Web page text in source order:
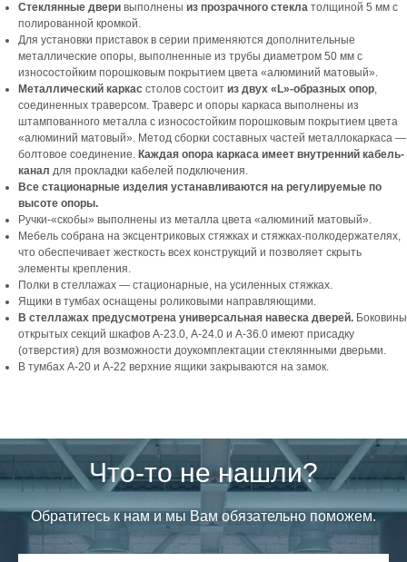
Стеклянные двери выполнены из прозрачного стекла толщиной 5 мм с
полированной кромкой.
Для установки приставок в серии применяются дополнительные
металлические опоры, выполненные из трубы диаметром 50 мм с
износостойким порошковым покрытием цвета «алюминий матовый».
Металлический каркас столов состоит из двух «L»-образных опор,
соединенных траверсом. Траверс и опоры каркаса выполнены из
штампованного металла с износостойким порошковым покрытием цвета
«алюминий матовый». Метод сборки составных частей металлокаркаса —
болтовое соединение. Каждая опора каркаса имеет внутренний кабель-
канал для прокладки кабелей подключения.
Все стационарные изделия устанавливаются на регулируемые по
высоте опоры.
Ручки-«скобы» выполнены из металла цвета «алюминий матовый».
Мебель собрана на эксцентриковых стяжках и стяжках-полкодержателях,
что обеспечивает жесткость всех конструкций и позволяет скрыть
элементы крепления.
Полки в стеллажах — стационарные, на усиленных стяжках.
Ящики в тумбах оснащены роликовыми направляющими.
В стеллажах предусмотрена универсальная навеска дверей. Боковины
открытых секций шкафов А-23.0, А-24.0 и А-36.0 имеют присадку
(отверстия) для возможности доукомплектации стеклянными дверьми.
В тумбах А-20 и А-22 верхние ящики закрываются на замок.
Что-то не нашли?
Обратитесь к нам и мы Вам обязательно поможем.